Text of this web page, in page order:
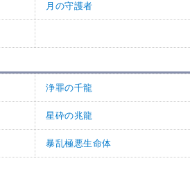
月の守護者
浄罪の千龍
星砕の兆龍
暴乱極悪生命体